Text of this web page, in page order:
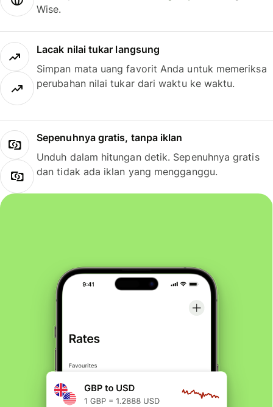
Wise.
Lacak nilai tukar langsung
Simpan mata uang favorit Anda untuk memeriksa
perubahan nilai tukar dari waktu ke waktu.
Sepenuhnya gratis, tanpa iklan
Unduh dalam hitungan detik. Sepenuhnya gratis
dan tidak ada iklan yang mengganggu.